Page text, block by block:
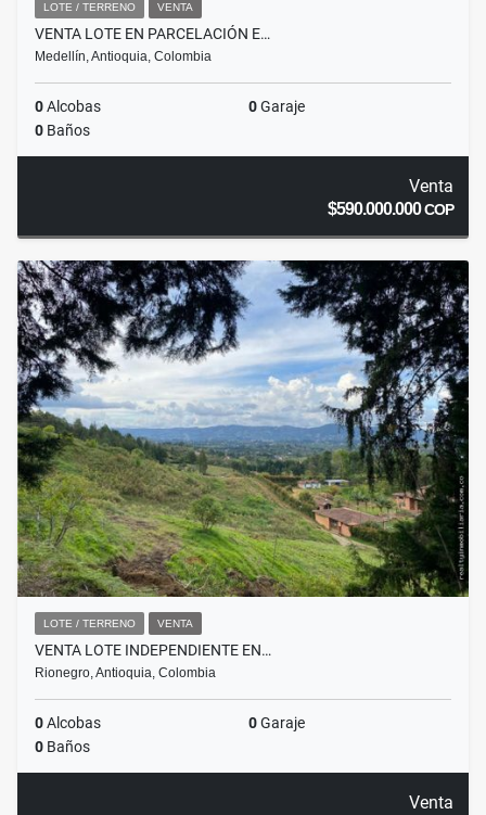
LOTE / TERRENO VENTA
VENTA LOTE EN PARCELACIÓN E…
Medellín, Antioquia, Colombia
0Alcobas 0Garaje
0 Baños
Venta
$590.000.000COP
LOTE / TERRENO VENTA
VENTA LOTE INDEPENDIENTE EN…
Rionegro, Antioquia, Colombia
0Alcobas 0Garaje
0 Baños
Venta